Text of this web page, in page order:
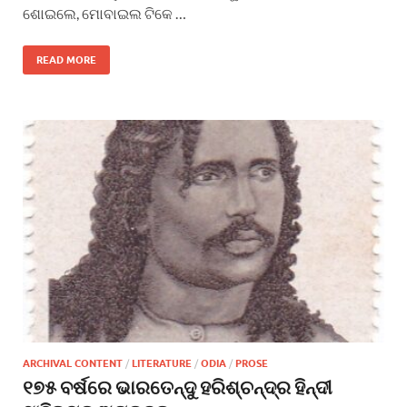
ଶୋଇଲେ, ମୋବାଇଲ ଟିକେ …
READ MORE
ARCHIVAL CONTENT / LITERATURE / ODIA / PROSE
୧୭୫ ବର୍ଷରେ ଭାରତେନ୍ଦୁ ହରିଶ୍ଚନ୍ଦ୍ର ହିନ୍ଦୀ